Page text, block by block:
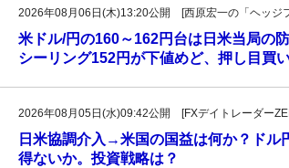
2026年08月06日(木)13:20公開 [西原宏一の「ヘッジ
米ドル/円の160～162円台は日米当局の
シーリング152円が下値めど、押し目買
2026年08月05日(水)09:42公開 [FXデイトレーダー
日米協調介入→米国の国益は何か？ドル
得ないか。投資戦略は？